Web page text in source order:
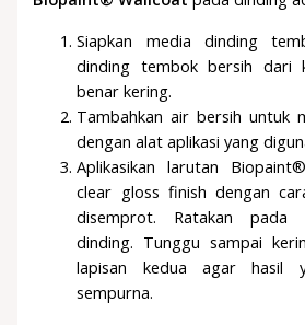
Siapkan media dinding
dinding tembok bersih dari
benar kering.
Tambahkan air bersih untuk
dengan alat aplikasi yang
Aplikasikan larutan
clear gloss finish dengan
disemprot. Ratakan pada
dinding. Tunggu sampai
lapisan kedua agar hasil
sempurna.